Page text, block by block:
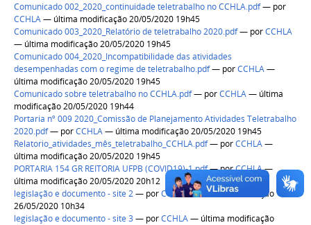
Comunicado 002_2020_continuidade teletrabalho no CCHLA.pdf— por
CCHLA— última modificação 20/05/2020 19h45
Comunicado 003_2020_Relatório de teletrabalho 2020.pdf— porCCHLA
— última modificação 20/05/2020 19h45
Comunicado 004_2020_Incompatibilidade das atividades
desempenhadas com o regime de teletrabalho.pdf— porCCHLA—
última modificação 20/05/2020 19h45
Comunicado sobre teletrabalho no CCHLA.pdf— porCCHLA— última
modificação 20/05/2020 19h44
Portaria nº 009 2020_Comissão de Planejamento Atividades Teletrabalho
2020.pdf— porCCHLA— última modificação 20/05/2020 19h45
Relatorio_atividades_mês_teletrabalho_CCHLA.pdf— porCCHLA—
última modificação 20/05/2020 19h45
PORTARIA 154 GR REITORIA UFPB (COVID19)-1.pdf—porCCHLA—
última modificação 20/05/2020 20h12
legislação e documento - site 2— porCCHLA— última modificação
26/05/2020 10h34
legislação e documento - site 3 — porCCHLA— última modificação